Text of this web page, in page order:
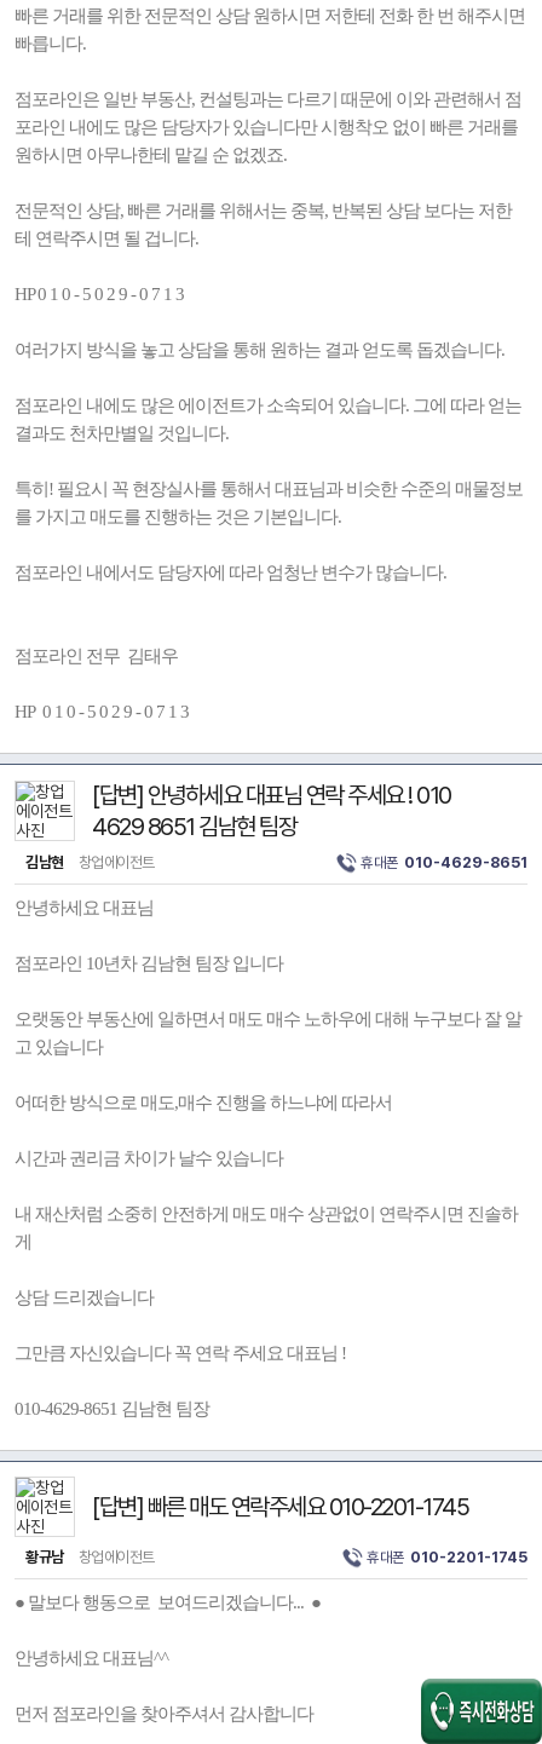
빠른 거래를 위한 전문적인 상담 원하시면 저한테 전화 한 번 해주시면
빠릅니다.
점포라인은 일반 부동산, 컨설팅과는 다르기 때문에 이와 관련해서 점
포라인 내에도 많은 담당자가 있습니다만 시행착오 없이 빠른 거래를
원하시면 아무나한테 맡길 순 없겠죠.
전문적인 상담, 빠른 거래를 위해서는 중복, 반복된 상담 보다는 저한
테 연락주시면 될 겁니다.
HP 0 1 0 - 5 0 2 9 - 0 7 1 3
여러가지 방식을 놓고 상담을 통해 원하는 결과 얻도록 돕겠습니다.
점포라인 내에도 많은 에이전트가 소속되어 있습니다. 그에 따라 얻는
결과도 천차만별일 것입니다.
특히! 필요시 꼭 현장실사를 통해서 대표님과 비슷한 수준의 매물정보
를 가지고 매도를 진행하는 것은 기본입니다.
점포라인 내에서도 담당자에 따라 엄청난 변수가 많습니다.
점포라인 전무 김태우
HP 0 1 0 - 5 0 2 9 - 0 7 1 3
[답변] 안녕하세요 대표님 연락 주세요 ! 010
4629 8651 김남현 팀장
김남현 창업에이전트 휴대폰 010-4629-8651
안녕하세요 대표님
점포라인 10년차 김남현 팀장 입니다
오랫동안 부동산에 일하면서 매도 매수 노하우에 대해 누구보다 잘 알
고 있습니다
어떠한 방식으로 매도,매수 진행을 하느냐에 따라서
시간과 권리금 차이가 날수 있습니다
내 재산처럼 소중히 안전하게 매도 매수 상관없이 연락주시면 진솔하
게
상담 드리겠습니다
그만큼 자신있습니다 꼭 연락 주세요 대표님 !
010-4629-8651 김남현 팀장
[답변] 빠른 매도 연락주세요 010-2201-1745
황규남 창업에이전트 휴대폰 010-2201-1745
● 말보다 행동으로 보여드리겠습니다... ●
안녕하세요 대표님^^
먼저 점포라인을 찾아주셔서 감사합니다